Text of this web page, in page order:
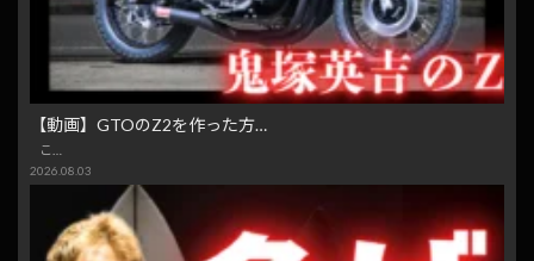
【動画】GTOのZ2を作った方…
こ…
2026.08.03